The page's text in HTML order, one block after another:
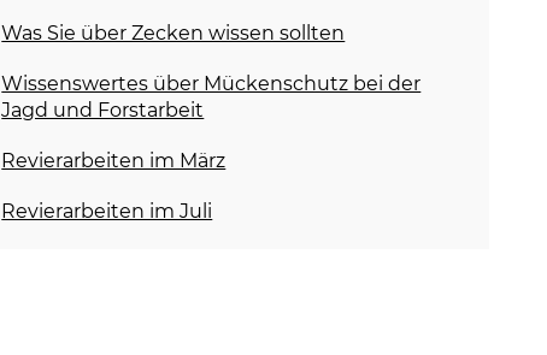
Was Sie über Zecken wissen sollten
Wissenswertes über Mückenschutz bei der
Jagd und Forstarbeit
Revierarbeiten im März
Revierarbeiten im Juli